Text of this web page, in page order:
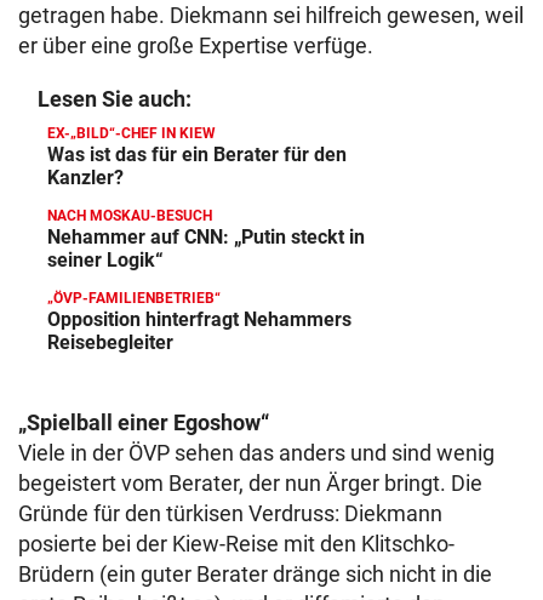
getragen habe. Diekmann sei hilfreich gewesen, weil
er über eine große Expertise verfüge.
Lesen Sie auch:
EX-„BILD“-CHEF IN KIEW
Was ist das für ein Berater für den
Kanzler?
NACH MOSKAU-BESUCH
Nehammer auf CNN: „Putin steckt in
seiner Logik“
„ÖVP-FAMILIENBETRIEB“
Opposition hinterfragt Nehammers
Reisebegleiter
„Spielball einer Egoshow“
Viele in der ÖVP sehen das anders und sind wenig
begeistert vom Berater, der nun Ärger bringt. Die
Gründe für den türkisen Verdruss: Diekmann
posierte bei der Kiew-Reise mit den Klitschko-
Brüdern (ein guter Berater dränge sich nicht in die